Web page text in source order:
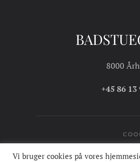
8000
+45 86 13
Vi bruger cookies på vores